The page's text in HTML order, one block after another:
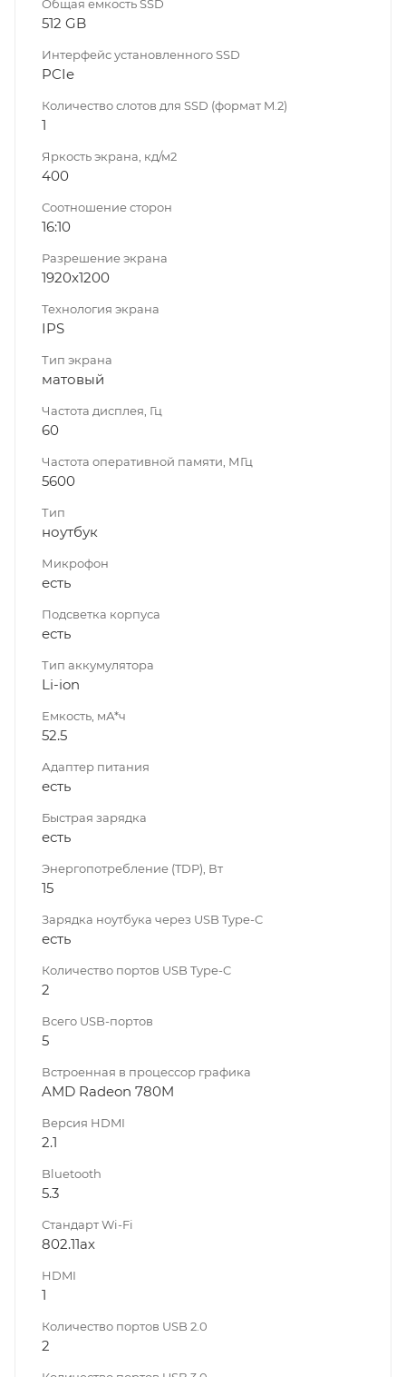
Общая емкость SSD
512 GB
Интерфейс установленного SSD
PCIe
Количество слотов для SSD (формат M.2)
1
Яркость экрана, кд/м2
400
Соотношение сторон
16:10
Разрешение экрана
1920x1200
Технология экрана
IPS
Тип экрана
матовый
Частота дисплея, Гц
60
Частота оперативной памяти, МГц
5600
Тип
ноутбук
Микрофон
есть
Подсветка корпуса
есть
Тип аккумулятора
Li-ion
Емкость, мА*ч
52.5
Адаптер питания
есть
Быстрая зарядка
есть
Энергопотребление (TDP), Вт
15
Зарядка ноутбука через USB Type-C
есть
Количество портов USB Type-C
2
Всего USB-портов
5
Встроенная в процессор графика
AMD Radeon 780M
Версия HDMI
2.1
Bluetooth
5.3
Стандарт Wi-Fi
802.11ах
HDMI
1
Количество портов USB 2.0
2